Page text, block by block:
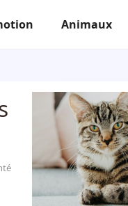
Animaux